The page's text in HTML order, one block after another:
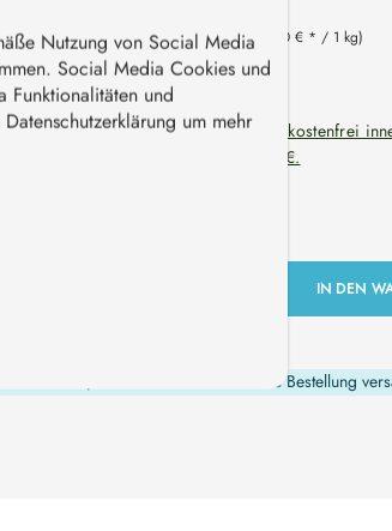
3 zum Stückpreis von 9,52€(95,20 € * / 1 kg)
€*
kg(119,00 €* / 1 kg)
MwSt. zzgl. Versandkosten. Versandkostenfrei
ab 69€ - EU ab 89€ - Schweiz ab 119€.
Anzahl: Gib den IN DEN
und Du erhältst Deine Bestellung
Nutzung von Social Media
Social Media Cookies und
und
um mehr